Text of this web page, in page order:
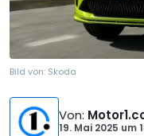
Bild von: Skoda
Von:
19. Mai 2025 um